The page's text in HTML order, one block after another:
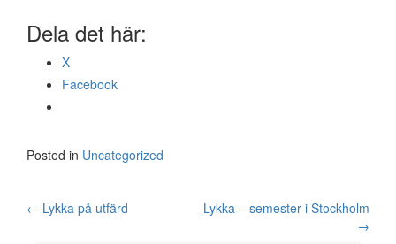
Dela det här:
X
Facebook
Posted in Uncategorized
← Lykka på utfärd
Lykka – semester i Stockholm
→